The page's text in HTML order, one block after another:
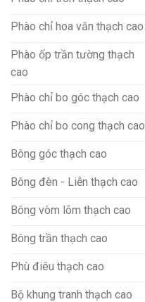
Phào chỉ hoa văn thạch cao
Phào ốp trần tường thạch
cao
Phào chỉ bo góc thạch cao
Phào chỉ bo cong thạch cao
Bông góc thạch cao
Bông đèn - Liễn thạch cao
Bông vòm lõm thạch cao
Bông trần thạch cao
Phù điêu thạch cao
Bộ khung tranh thạch cao